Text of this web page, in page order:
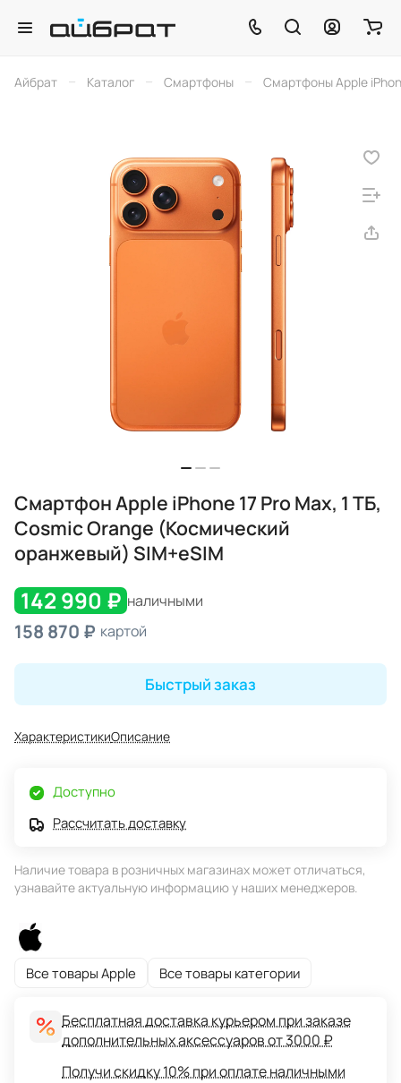
Айбрат – Каталог – Смартфоны – Смартфоны Apple
Смартфон Apple iPhone 17 Pro Max, 1 ТБ,
Cosmic Orange (Космический
оранжевый) SIM+eSIM
142 990 ₽ наличными
158 870 ₽ картой
Быстрый заказ
ХарактеристикиОписание
Доступно
Рассчитать доставку
Наличие товара в розничных магазинах может отличаться,
узнавайте актуальную информацию у наших менеджеров.
Все товары Apple Все товары категории
Бесплатная доставка курьером при заказе
дополнительных аксессуаров от 3000 ₽
Получи скидку 10% при оплате наличными